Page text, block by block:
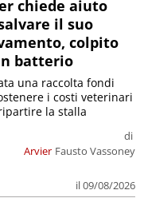
chiede aiuto
il suo
colpito
batterio
Arvier
di
Fausto Vassoney
il 09/08/2026
una raccolta fondi
i costi veterinari
la stalla